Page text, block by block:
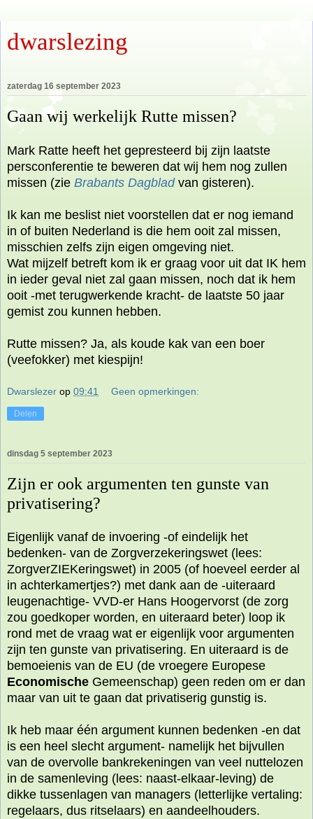
dwarslezing
zaterdag 16 september 2023
Gaan wij werkelijk Rutte missen?
Mark Ratte heeft het gepresteerd bij zijn laatste
persconferentie te beweren dat wij hem nog zullen
missen (zie Brabants Dagbladvan gisteren).
Ik kan me beslist niet voorstellen dat er nog iemand
in of buiten Nederland is die hem ooit zal missen,
misschien zelfs zijn eigen omgeving niet.
Wat mijzelf betreft kom ik er graag voor uit dat IK hem
in ieder geval niet zal gaan missen, noch dat ik hem
ooit -met terugwerkende kracht- de laatste 50 jaar
gemist zou kunnen hebben.
Rutte missen? Ja, als koude kak van een boer
(veefokker) met kiespijn!
Dwarslezer op 09:41 Geen opmerkingen:
Delen
dinsdag 5 september 2023
Zijn er ook argumenten ten gunste van
privatisering?
Eigenlijk vanaf de invoering -of eindelijk het
bedenken- van de Zorgverzekeringswet (lees:
ZorgverZIEKeringswet) in 2005 (of hoeveel eerder al
in achterkamertjes?) met dank aan de -uiteraard
leugenachtige- VVD-er Hans Hoogervorst (de zorg
zou goedkoper worden, en uiteraard beter) loop ik
rond met de vraag wat er eigenlijk voor argumenten
zijn ten gunste van privatisering. En uiteraard is de
bemoeienis van de EU (de vroegere Europese
Economische Gemeenschap) geen reden om er dan
maar van uit te gaan dat privatiserig gunstig is.
Ik heb maar één argument kunnen bedenken -en dat
is een heel slecht argument- namelijk het bijvullen
van de overvolle bankrekeningen van veel nuttelozen
in de samenleving (lees: naast-elkaar-leving) de
dikke tussenlagen van managers (letterlijke vertaling:
regelaars, dus ritselaars) en aandeelhouders.